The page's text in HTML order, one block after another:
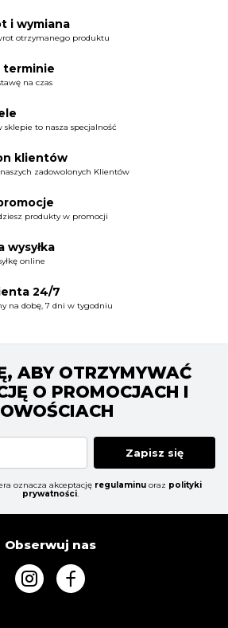
i wymiana
otrzymanego produktu
terminie
na czas
sklepie to nasza specjalność
klientów
zadowolonych Klientów
produkty w promocji
wysyłka
online
24/7
na dobę, 7 dni w tygodniu
ABY OTRZYMYWAĆ
O PROMOCJACH I
Zapisz się
oznacza akceptację regulaminu oraz polityki
prywatności.
Obserwuj nas